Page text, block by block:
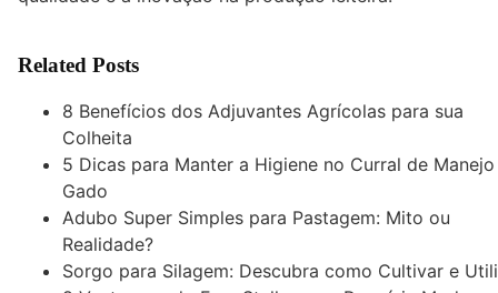
Related Posts
8 Benefícios dos Adjuvantes Agrícolas para sua
Colheita
5 Dicas para Manter a Higiene no Curral de
Gado
Adubo Super Simples para Pastagem: Mito ou
Realidade?
Sorgo para Silagem: Descubra como Cultivar e